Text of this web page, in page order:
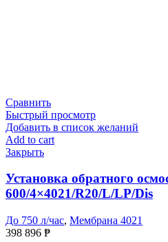
Сравнить
Быстрый просмотр
Добавить в список желаний
Add to cart
Закрыть
Установка обратного
600/4×4021/R20/L/LP/Dis
До 750 л/час, Мембрана 4021
398 896 ₱